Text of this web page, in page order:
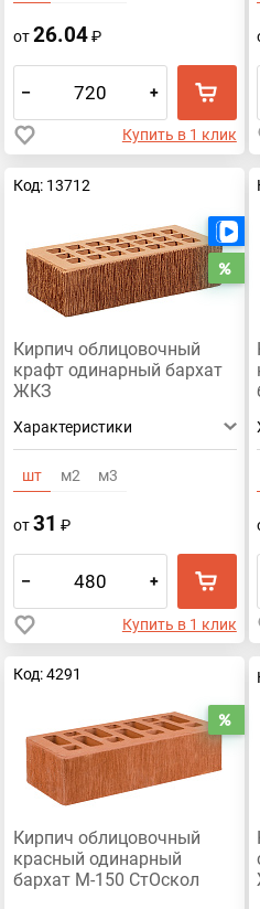
Силикатный
от26.04₽
– +
Купить в 1 клик
Код: 13712
Кирпич облицовочный
крафт одинарный бархат
ЖКЗ
Характеристики
шт м2 м3
от31 ₽
– +
Купить в 1 клик
Код: 4291
Кирпич облицовочный
красный одинарный
бархат М-150 СтОскол